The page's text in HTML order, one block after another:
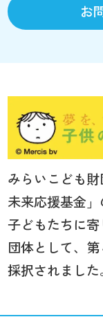
お
みらいこども
未来応援基金」
子どもたちに
団体として、
採択されました